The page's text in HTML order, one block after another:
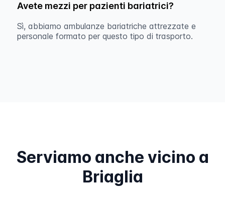
Avete mezzi per pazienti bariatrici?
Sì, abbiamo ambulanze bariatriche attrezzate e
personale formato per questo tipo di trasporto.
Serviamo anche vicino a
Briaglia